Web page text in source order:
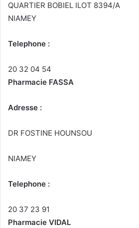
QUARTIER BOBIEL ILOT 8394/A
NIAMEY
Telephone :
20 32 04 54
Pharmacie FASSA
Adresse :
DR FOSTINE HOUNSOU
NIAMEY
Telephone :
20 37 23 91
Pharmacie VIDAL